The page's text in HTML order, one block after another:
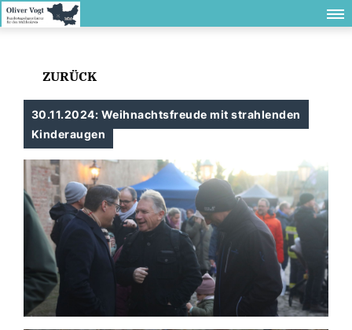
ZURÜCK
30.11.2024: Weihnachtsfreude mit strahlenden
Kinderaugen